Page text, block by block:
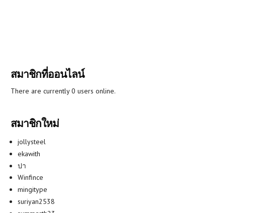
สมาชิกที่ออนไลน์
There are currently 0 users online.
สมาชิกใหม่
jollysteel
ekawith
ปา
Winfince
mingitype
suriyan2538